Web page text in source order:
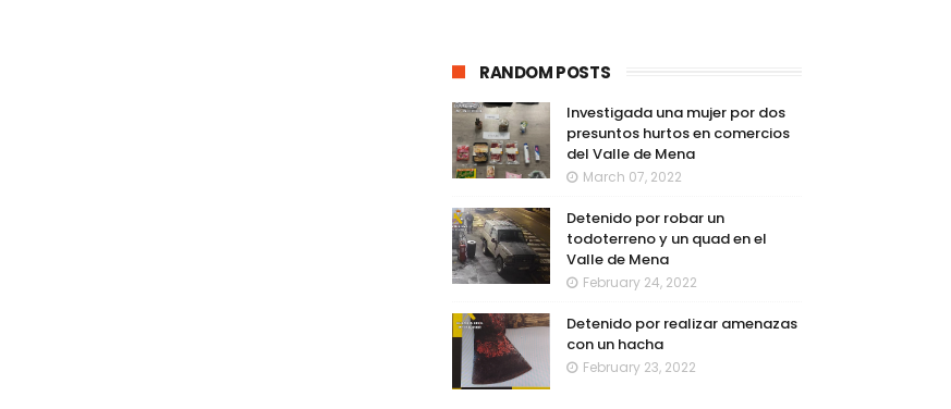
RANDOM POSTS
Investigada una mujer por dos
presuntos hurtos en comercios
del Valle de Mena
March 07, 2022
Detenido por robar un
todoterreno y un quad en el
Valle de Mena
February 24, 2022
Detenido por realizar amenazas
con un hacha
February 23, 2022